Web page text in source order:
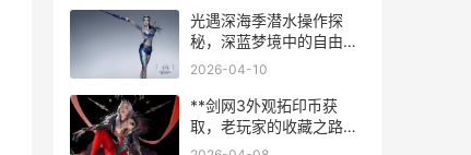
光遇深海季潜水操作探
秘，深蓝梦境中的自由诗
篇
2026-04-10
**剑网3外观拓印币获
取，老玩家的收藏之路，
副标题，积累与规划的艺